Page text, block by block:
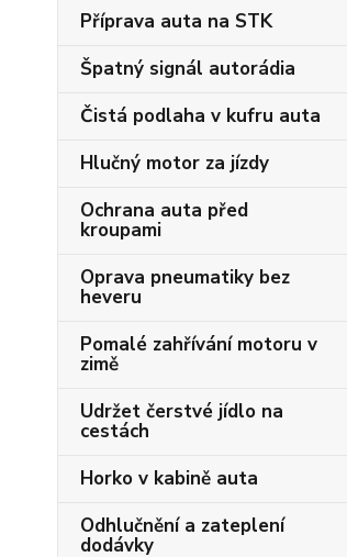
Příprava auta na STK
Špatný signál autorádia
Čistá podlaha v kufru auta
Hlučný motor za jízdy
Ochrana auta před
kroupami
Oprava pneumatiky bez
heveru
Pomalé zahřívání motoru v
zimě
Udržet čerstvé jídlo na
cestách
Horko v kabině auta
Odhlučnění a zateplení
dodávky